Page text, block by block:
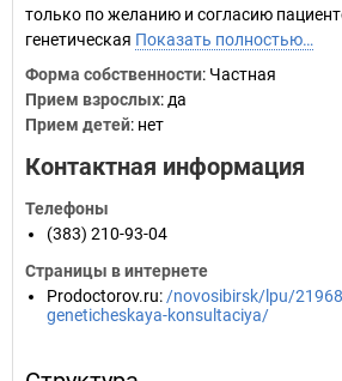
только по желанию и согласию
генетическая Показать полностью…
Форма собственности: Частная
Прием взрослых: да
Прием детей: нет
Контактная информация
Телефоны
(383) 210-93-04
Страницы в интернете
Prodoctorov.ru: /novosibirsk/lpu/
geneticheskaya-konsultaciya/